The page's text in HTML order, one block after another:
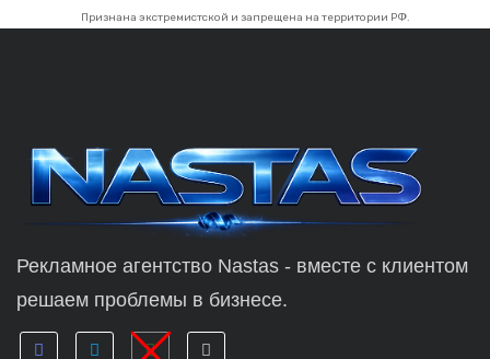
Признана экстремистской и запрещена на территории РФ.
Рекламное агентство Nastas - вместе с клиентом
решаем проблемы в бизнесе.